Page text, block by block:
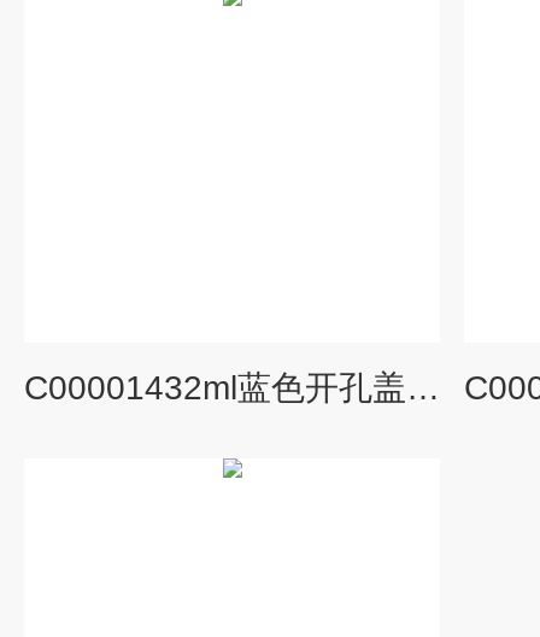
C00001432ml蓝色开孔盖垫9-425PTFE硅胶垫片9*1.0mm